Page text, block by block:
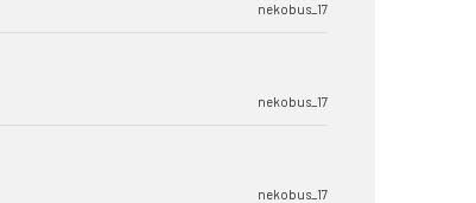
nekobus_17
nekobus_17
nekobus_17